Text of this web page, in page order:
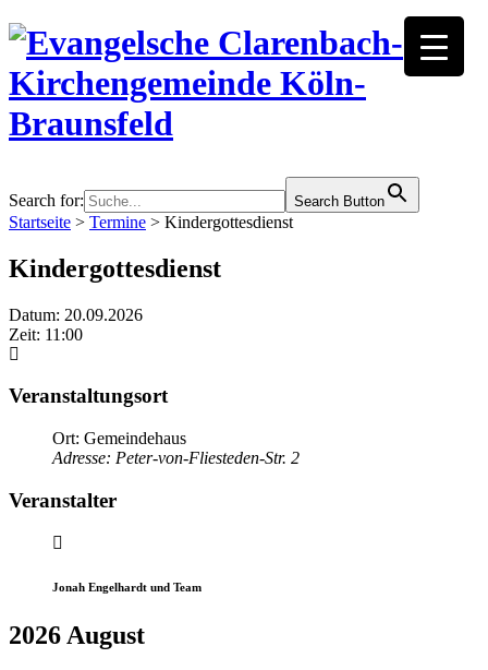
Search for: Search Button
Startseite > Termine > Kindergottesdienst
Kindergottesdienst
Datum: 20.09.2026
Zeit: 11:00
Veranstaltungsort
Ort: Gemeindehaus
Adresse: Peter-von-Fliesteden-Str. 2
Veranstalter
Jonah Engelhardt und Team
2026 August